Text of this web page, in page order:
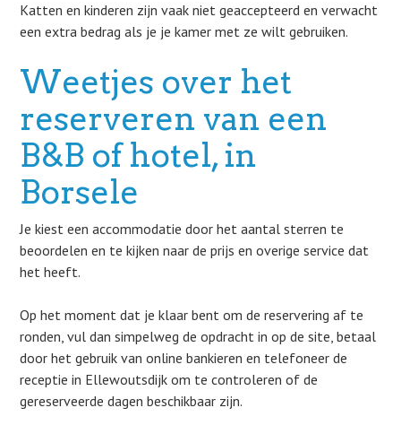
Katten en kinderen zijn vaak niet geaccepteerd en verwacht
een extra bedrag als je je kamer met ze wilt gebruiken.
Weetjes over het
reserveren van een
B&B of hotel, in
Borsele
Je kiest een accommodatie door het aantal sterren te
beoordelen en te kijken naar de prijs en overige service dat
het heeft.
Op het moment dat je klaar bent om de reservering af te
ronden, vul dan simpelweg de opdracht in op de site, betaal
door het gebruik van online bankieren en telefoneer de
receptie in Ellewoutsdijk om te controleren of de
gereserveerde dagen beschikbaar zijn.